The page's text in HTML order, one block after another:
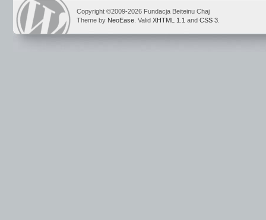
Copyright ©2009-2026 Fundacja Beiteinu Chaj
Theme by NeoEase . Valid XHTML 1.1 and CSS 3